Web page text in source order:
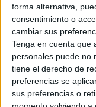
forma alternativa,
consentimiento o
cambiar sus
Tenga en cuenta que
personales puede no
tiene el derecho de
preferencias se
sus preferencias o
Capricornio: 10,
Acuario : 04, 23, 38
Piscis: 08, 20, 74